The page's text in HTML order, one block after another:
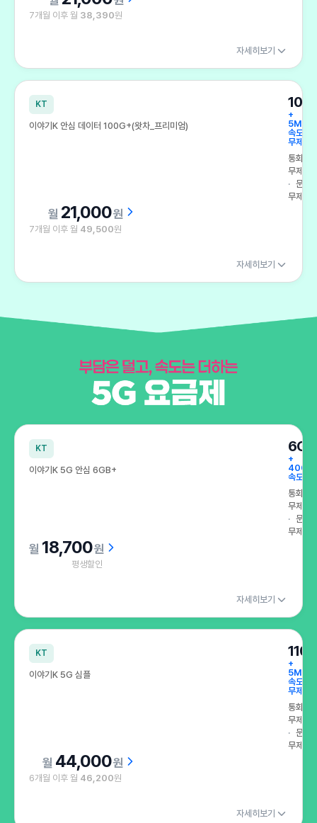
7개월 이후 월 38,390원
자세히보기
KT
이야기K 안심 데이터 100G+(왓차_프리미엄)
+
속도
무제한
통화
무제한
문자
무제한
21,000원
7개월 이후 월 49,500원
자세히보기
부담은 덜고, 속도는 더하는 5G 요금제
KT
이야기K 5G 안심 6GB+
6GB
+
속도 무
통화
무제한
문자
무제한
18,700원
평생할인
자세히보기
KT
이야기K 5G 심플
+
속도
무제한
통화
무제한
문자
무제한
44,000원
6개월 이후 월 46,200원
자세히보기